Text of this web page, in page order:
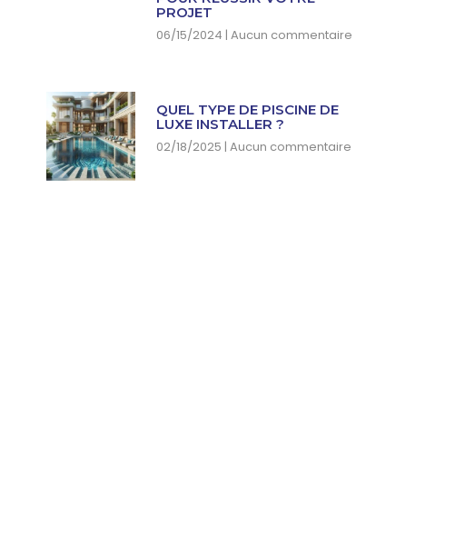
PROJET
06/15/2024 Aucun commentaire
QUEL TYPE DE PISCINE DE
LUXE INSTALLER ?
02/18/2025 Aucun commentaire